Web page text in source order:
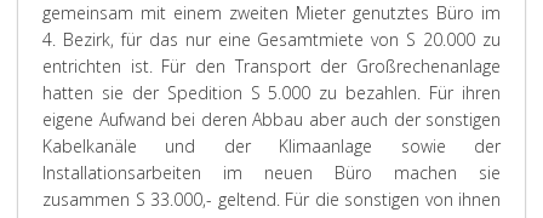
gemeinsam mit einem zweiten Mieter genutztes Büro im
4. Bezirk, für das nur eine Gesamtmiete von S 20.000 zu
entrichten ist. Für den Transport der Großrechenanlage
hatten sie der Spedition S 5.000 zu bezahlen. Für ihren
eigene Aufwand bei deren Abbau aber auch der sonstigen
Kabelkanäle und der Klimaanlage sowie der
Installationsarbeiten im neuen Büro machen sie
zusammen S 33.000,- geltend. Für die sonstigen von ihnen